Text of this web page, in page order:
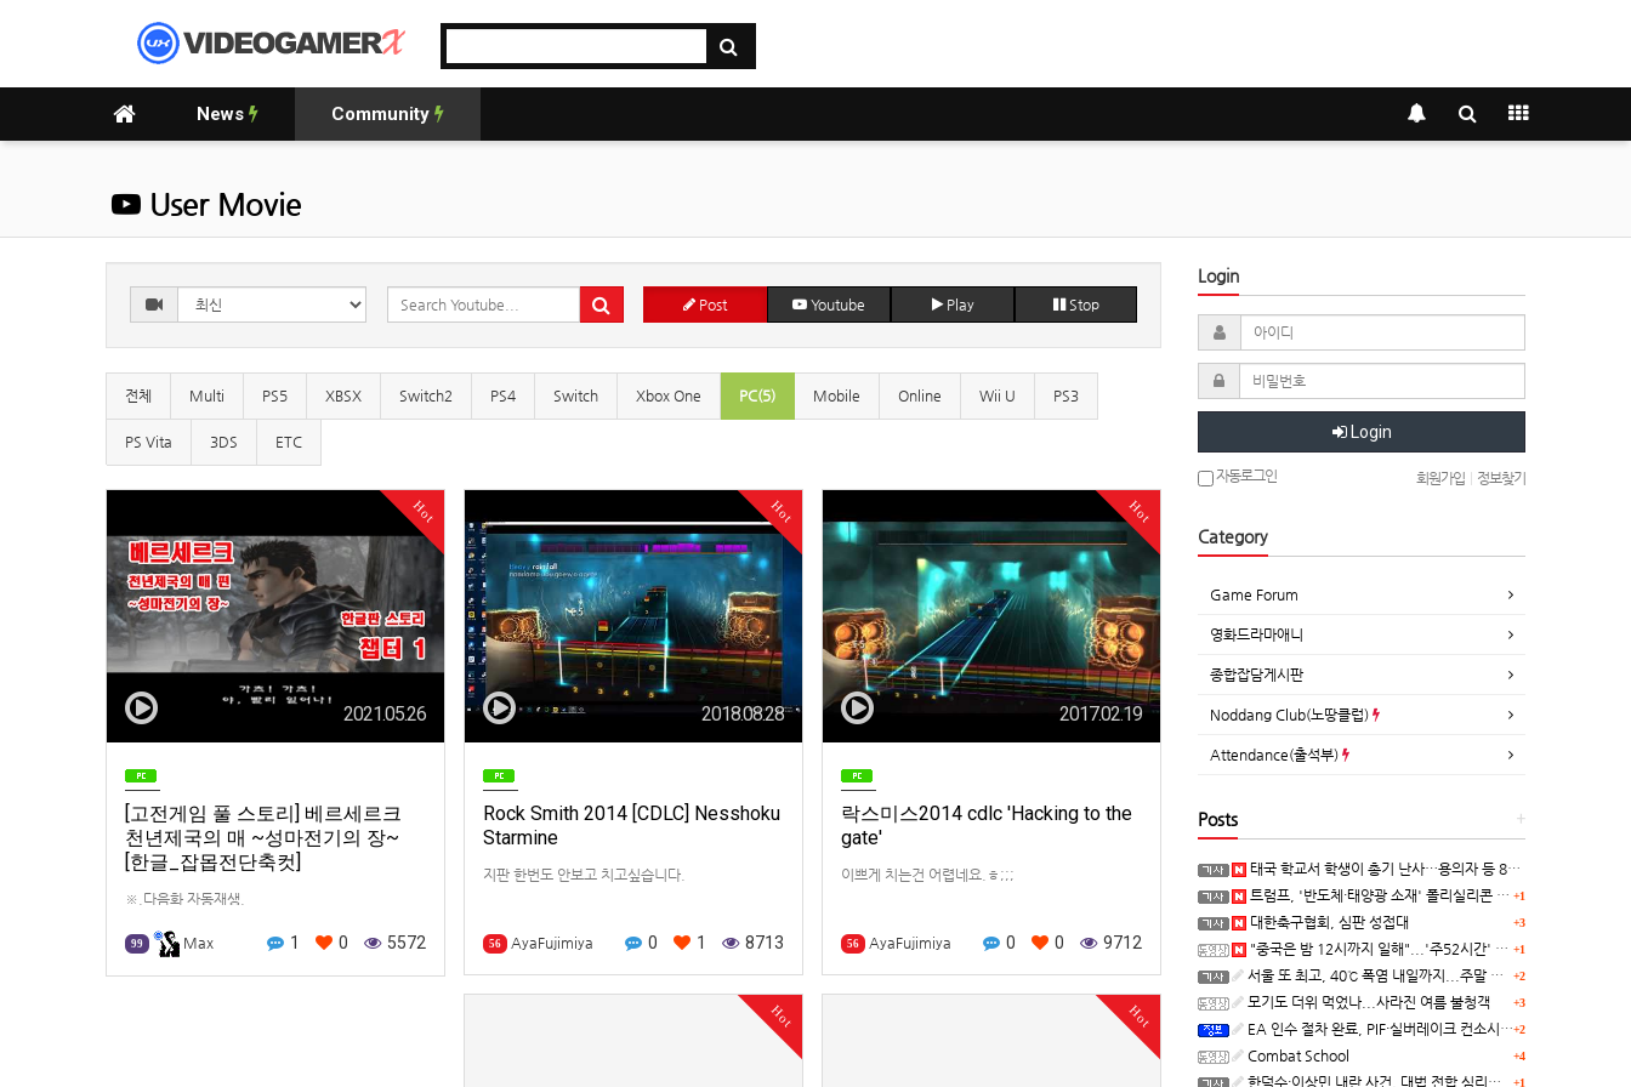
News Community
User Movie
Post Youtube Play Stop
전체 Multi PS5 XBSX Switch2 PS4 Switch Xbox One PC(5) Mobile Online Wii U PS3
PS Vita 3DS ETC
Hot
2021.05.26
[고전게임 풀 스토리] 베르세르크
천년제국의 매 ~성마전기의 장~
[한글_잡몹전단축컷]
※.다음화 자동재생.
99 Max 1 0 5572
Hot
2018.08.28
Rock Smith 2014 [CDLC] Nesshoku
Starmine
지판 한번도 안보고 치고싶습니다.
56 AyaFujimiya 0 1 8713
Hot
2017.02.19
락스미스2014 cdlc 'Hacking to the
gate'
이쁘게 치는건 어렵네요.ㅎ;;;
56 AyaFujimiya 0 0 9712
Hot Hot
Login
Login
자동로그인 회원가입 정보찾기
Category
Game Forum
영화드라마애니
종합잡담게시판
Noddang Club(노땅클럽)
Attendance(출석부)
+
Posts
태국 학교서 학생이 총기 난사…용의자 등 8명 숨져
+1
트럼프, '반도체·태양광 소재' 폴리실리콘 파생 제품에 15% 관세...한국 기업도 영향
+3
대한축구협회, 심판 성접대
+1
"중국은 밤 12시까지 일해"...'주52시간' 손볼까
+2
서울 또 최고, 40℃ 폭염 내일까지...주말 동쪽 비바람
+3
모기도 더위 먹었나...사라진 여름 불청객
+2
EA 인수 절차 완료, PIF·실버레이크 컨소시엄 산하 편입
+4
Combat School
+1
한덕수·이상민 내란 사건, 대법 전합 심리…"역사적 사법평가"(종합)